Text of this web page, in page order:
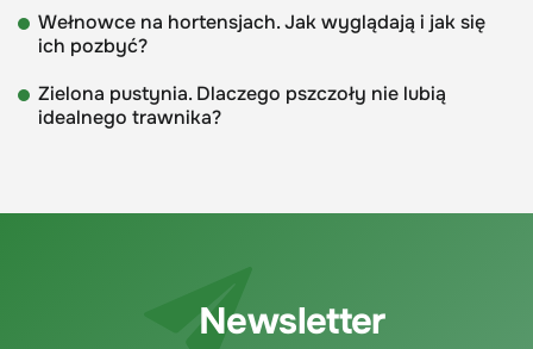
Wełnowce na hortensjach. Jak wyglądają i jak się
ich pozbyć?
Zielona pustynia. Dlaczego pszczoły nie lubią
idealnego trawnika?
Newsletter